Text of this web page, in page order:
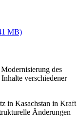
MB)
des
verschiedener
in Kasachstan in Kraft
Änderungen